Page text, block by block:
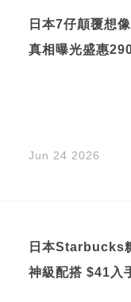
日本7仔顛覆想
真相曝光盛惠
Jun 24 2026
日本Starbucks
神級配搭 $41入